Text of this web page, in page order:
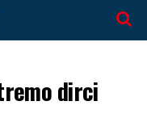
dirci